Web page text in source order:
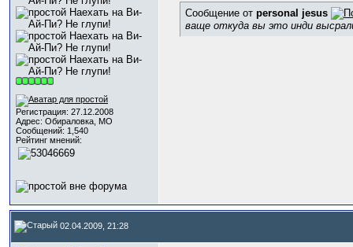
Регистрация: 27.12.2008
Адрес: Обираловка, МО
Сообщений: 1,540
Рейтинг мнений:
Сообщение от personal jesus
ваще откуда вы это инди
02.04.2009, 21:28